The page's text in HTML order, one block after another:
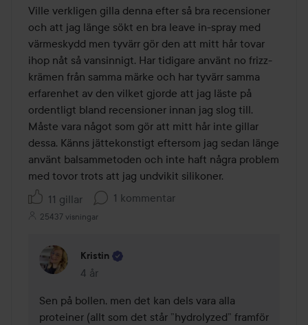
av
5
Ville verkligen gilla denna efter så bra recensioner
och att jag länge sökt en bra leave in-spray med
värmeskydd men tyvärr gör den att mitt hår tovar
ihop nåt så vansinnigt. Har tidigare använt no frizz-
krämen från samma märke och har tyvärr samma
erfarenhet av den vilket gjorde att jag läste på
ordentligt bland recensioner innan jag slog till.
Måste vara något som gör att mitt hår inte gillar
dessa. Känns jättekonstigt eftersom jag sedan länge
använt balsammetoden och inte haft några problem
med tovor trots att jag undvikit silikoner.
11 gillar
1 kommentar
25437 visningar
Kristin
4 år
Kommentaren lades 4 år
Sen på bollen, men det kan dels vara alla
proteiner (allt som det står ”hydrolyzed” framför